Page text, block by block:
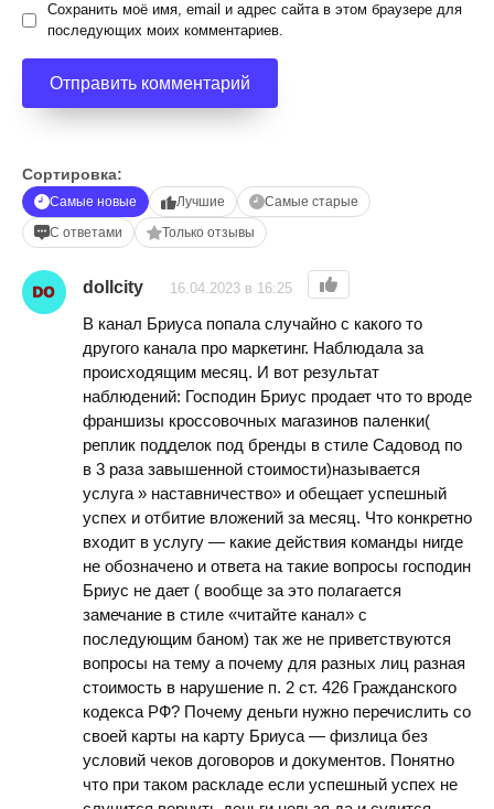
Сохранить моё имя, email и адрес сайта в этом браузере для
последующих моих комментариев.
Сортировка:
Самые новые Лучшие
Самые старые
С ответами
Только отзывы
dollcity 16.04.2023 в 16:25
В канал Бриуса попала случайно с какого то
другого канала про маркетинг. Наблюдала за
происходящим месяц. И вот результат
наблюдений: Господин Бриус продает что то вроде
франшизы кроссовочных магазинов паленки(
реплик подделок под бренды в стиле Садовод по
в 3 раза завышенной стоимости)называется
услуга » наставничество» и обещает успешный
успех и отбитие вложений за месяц. Что конкретно
входит в услугу — какие действия команды нигде
не обозначено и ответа на такие вопросы господин
Бриус не дает ( вообще за это полагается
замечание в стиле «читайте канал» с
последующим баном) так же не приветствуются
вопросы на тему а почему для разных лиц разная
стоимость в нарушение п. 2 ст. 426 Гражданского
кодекса РФ? Почему деньги нужно перечислить со
своей карты на карту Бриуса — физлица без
условий чеков договоров и документов. Понятно
что при таком раскладе если успешный успех не